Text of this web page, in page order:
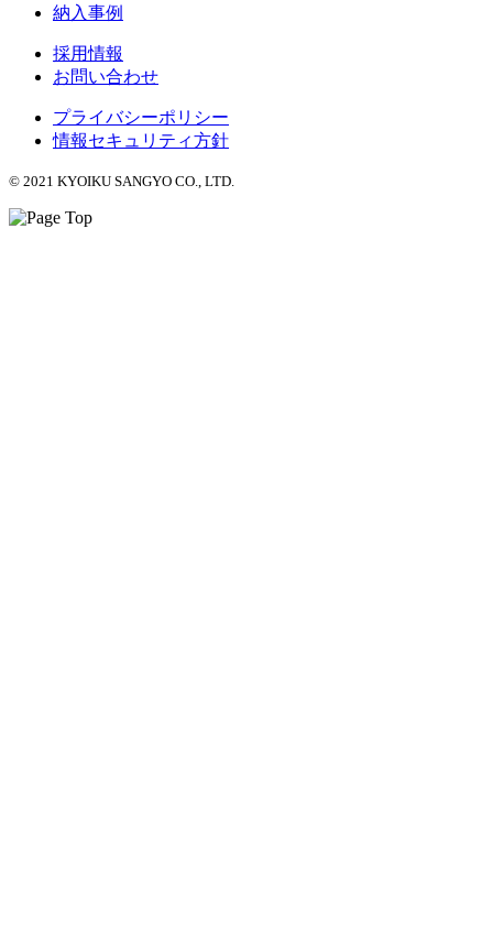
納入事例
採用情報
お問い合わせ
プライバシーポリシー
情報セキュリティ方針
© 2021 KYOIKU SANGYO CO., LTD.